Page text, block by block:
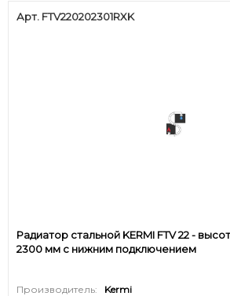
Арт. FTV220202301RXK
Радиатор стальной KERMI FTV 22 -
2300 мм с нижним подключением
Производитель:
Kermi